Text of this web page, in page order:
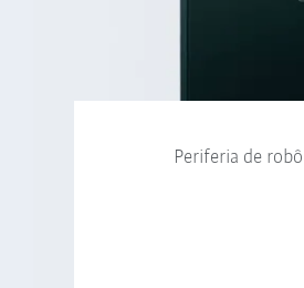
Periferia de robô